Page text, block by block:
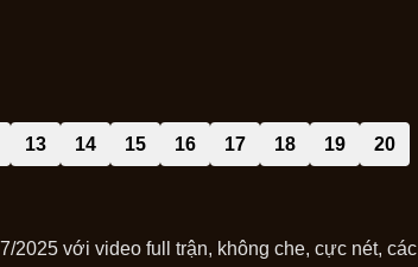
13 14 15 16 17 18 19 20
2025 với video full trận, không che, cực nét, các